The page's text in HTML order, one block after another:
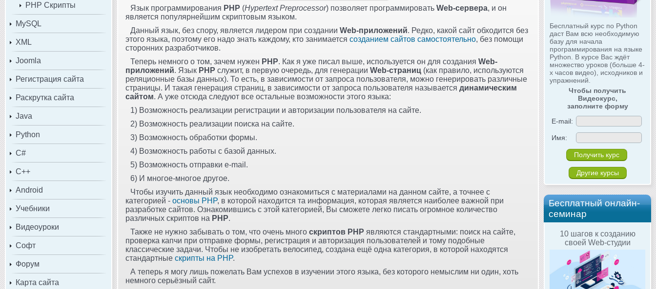
PHP Скрипты
MySQL
XML
Joomla
Регистрация сайта
Раскрутка сайта
Java
Python
C#
C++
Android
Учебники
Видеоуроки
Софт
Форум
Карта сайта
Бесплатный курс по Python
даст Вам всю необходимую
базу для начала
программирования на языке
Python. В курсе Вас ждёт
множество уроков (больше 4-
х часов видео), исходников и
упражнений.
Чтобы получить
Видеокурс,
заполните форму
E-mail:
Имя:
Другие курсы
Бесплатный онлайн-
семинар
10 шагов к созданию
своей Web-студии
Язык программирования PHP (Hypertext Preprocessor) позволяет программировать Web-сервера, и он
является популярнейшим скриптовым языком.
Данный язык, без спору, является лидером при создании Web-приложений. Редко, какой сайт обходится без
этого языка, поэтому его надо знать каждому, кто занимается созданием сайтов самостоятельно, без помощи
сторонних разработчиков.
Теперь немного о том, зачем нужен PHP. Как я уже писал выше, используется он для создания Web-
приложений. Язык PHP служит, в первую очередь, для генерации Web-страниц (как правило, используются
реляционные базы данных). То есть, в зависимости от запроса пользователя, можно генерировать различные
страницы. И такая генерация страниц, в зависимости от запроса пользователя называется динамическим
сайтом. А уже отсюда следуют все остальные возможности этого языка:
1) Возможность реализации регистрации и авторизации пользователя на сайте.
2) Возможность реализации поиска на сайте.
3) Возможность обработки формы.
4) Возможность работы с базой данных.
5) Возможность отправки e-mail.
6) И многое-многое другое.
Чтобы изучить данный язык необходимо ознакомиться с материалами на данном сайте, а точнее с
категорией - основы PHP, в которой находится та информация, которая является наиболее важной при
разработке сайтов. Ознакомившись с этой категорией, Вы сможете легко писать огромное количество
различных скриптов на PHP.
Также не нужно забывать о том, что очень много скриптов PHP являются стандартными: поиск на сайте,
проверка капчи при отправке формы, регистрация и авторизация пользователей и тому подобные
классические задачи. Чтобы не изобретать велосипед, создана ещё одна категория, в которой находятся
стандартные скрипты на PHP.
А теперь я могу лишь пожелать Вам успехов в изучении этого языка, без которого немыслим ни один, хоть
немного серьёзный сайт.